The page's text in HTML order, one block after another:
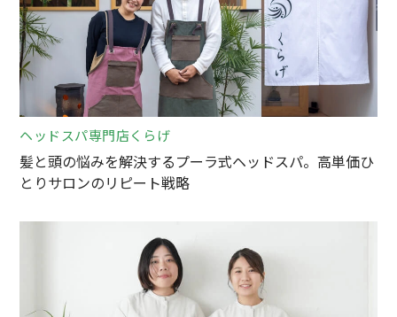
ヘッドスパ専門店くらげ
髪と頭の悩みを解決するプーラ式ヘッドスパ。高単価ひ
とりサロンのリピート戦略